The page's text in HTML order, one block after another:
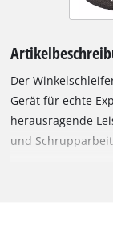
Der
Gerät für echte
herausragende
und
beim Arbeiten